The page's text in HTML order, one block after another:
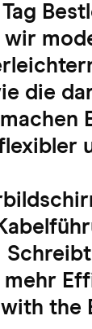
wir
die
the